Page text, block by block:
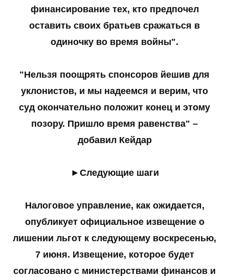
финансирование тех, кто предпочел
оставить своих братьев сражаться в
одиночку во время войны".
"Нельзя поощрять спонсоров йешив для
уклонистов, и мы надеемся и верим, что
суд окончательно положит конец и этому
позору. Пришло время равенства" –
добавил Кейдар
►Следующие шаги
Налоговое управление, как ожидается,
опубликует официальное извещение о
лишении льгот к следующему воскресенью,
7 июня. Извещение, которое будет
согласовано с министерствами финансов и